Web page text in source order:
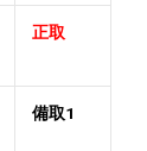
正取
備取1